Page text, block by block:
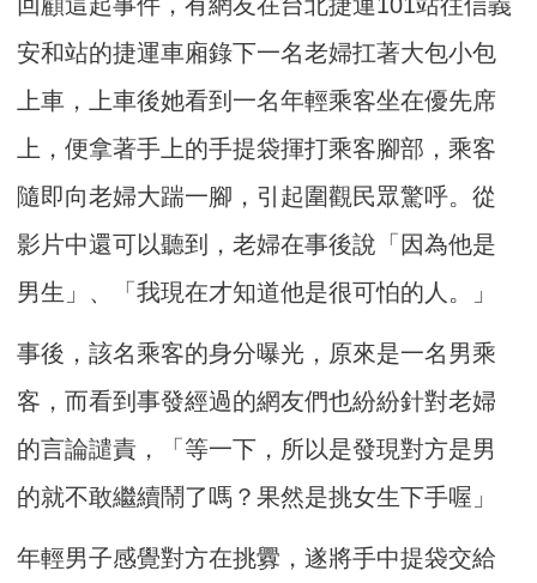
安和站的捷運車廂錄下一名老婦扛著大包小包
上車，上車後她看到一名年輕乘客坐在優先席
上，便拿著手上的手提袋揮打乘客腳部，乘客
隨即向老婦大踹一腳，引起圍觀民眾驚呼。從
影片中還可以聽到，老婦在事後說「因為他是
男生」、「我現在才知道他是很可怕的人。」
事後，該名乘客的身分曝光，原來是一名男乘
客，而看到事發經過的網友們也紛紛針對老婦
的言論譴責，「等一下，所以是發現對方是男
的就不敢繼續鬧了嗎？果然是挑女生下手喔」
年輕男子感覺對方在挑釁，遂將手中提袋交給